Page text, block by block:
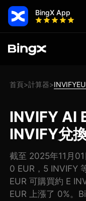
BingX App
首頁>計算器>
INVIFY AI
INVIFY兌
截至 2025年11月
0 EUR，5 INVIFY
EUR 可購買約 E
EUR 上漲了 0%。